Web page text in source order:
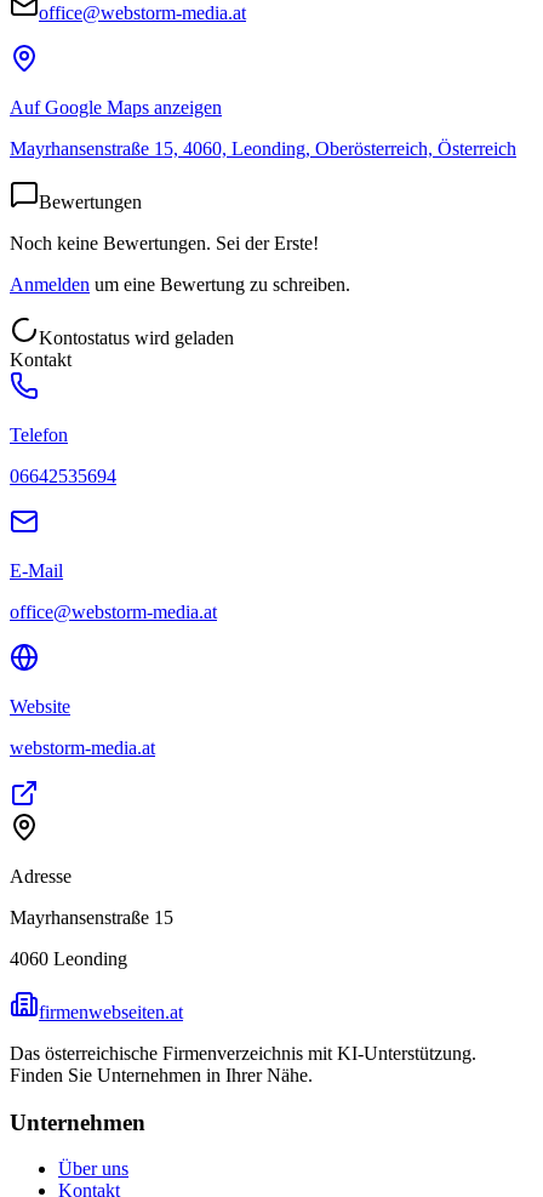
office@webstorm-media.at
Auf Google Maps anzeigen
Mayrhansenstraße 15, 4060, Leonding, Oberösterreich, Österreich
Bewertungen
Noch keine Bewertungen. Sei der Erste!
Anmelden um eine Bewertung zu schreiben.
Kontostatus wird geladen
Kontakt
Telefon
06642535694
E-Mail
office@webstorm-media.at
Website
webstorm-media.at
Adresse
Mayrhansenstraße 15
4060 Leonding
firmenwebseiten.at
Das österreichische Firmenverzeichnis mit KI-Unterstützung.
Finden Sie Unternehmen in Ihrer Nähe.
Unternehmen
Über uns
Kontakt